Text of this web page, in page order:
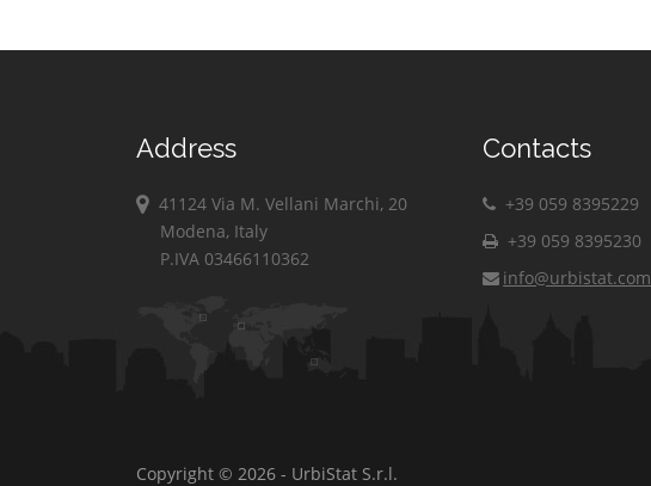
Address
41124 Via M. Vellani Marchi, 20
Modena, Italy
P.IVA 03466110362
Contacts
+39 059 8395229
+39 059 8395230
info@urbistat.com
Copyright © 2026 - UrbiStat S.r.l.